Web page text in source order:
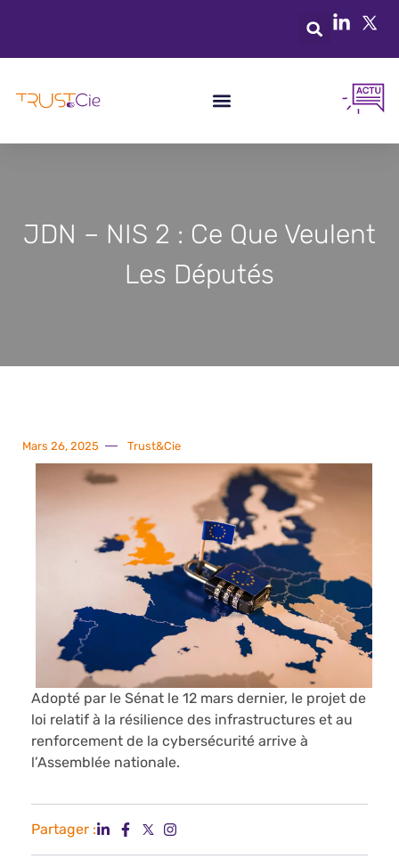
JDN – NIS 2 : Ce Que Veulent
Les Députés
Mars 26, 2025 Trust&Cie
Adopté par le Sénat le 12 mars dernier, le projet de
loi relatif à la résilience des infrastructures et au
renforcement de la cybersécurité arrive à
l’Assemblée nationale.
Partager :